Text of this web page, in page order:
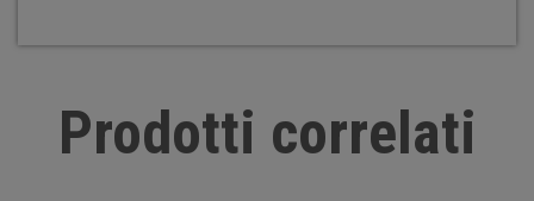
Prodotti correlati